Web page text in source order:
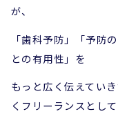
が、
「歯科予防」「予防
との有用性」を
もっと広く伝えてい
くフリーランスとして